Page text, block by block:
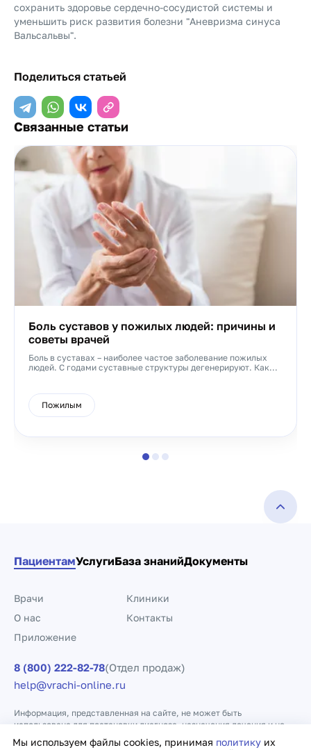
сохранить здоровье сердечно-сосудистой системы и
уменьшить риск развития болезни "Аневризма синуса
Вальсальвы".
Поделиться статьей
Связанные статьи
Боль суставов у пожилых людей: причины и
советы врачей
Боль в суставах – наиболее частое заболевание пожилых
людей. С годами суставные структуры дегенерируют. Как...
Пожилым
Мы используем файлы cookies, принимая политику их
ПациентамУслугиБаза знанийДокументы
Врачи
Клиники
О нас
Контакты
Приложение
8 (800) 222-82-78(Отдел продаж)
help@vrachi-online.ru
Информация, представленная на сайте, не может быть
использована для постановки диагноза, назначения лечения и не
заменяет прием врача.